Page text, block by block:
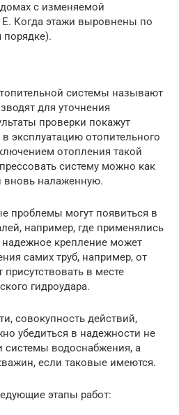
с изменяемой
Е. Когда этажи выровнены по
системы называют
для уточнения
проверки покажут
эксплуатацию отопительного
отопления такой
систему можно как
вновь налаженную.
проблемы могут появиться в
например, где применялись
крепление может
самих труб, например, от
присутствовать в месте
гидроудара.
совокупность действий,
убедиться в надежности не
системы водоснабжения, а
если таковые имеются.
этапы работ: